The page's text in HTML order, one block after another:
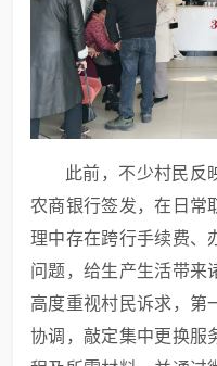
此前，不少村民反
农商银行签发，在日常
理中存在跨行手续费、
问题，给生产生活带来
高度重视村民诉求，第
协调，敲定集中更换服